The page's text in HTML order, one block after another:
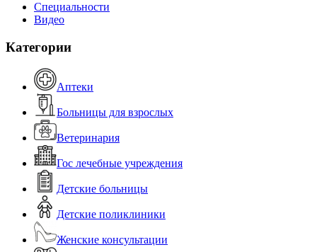
Специальности
Видео
Категории
Аптеки
Больницы для взрослых
Ветеринария
Гос лечебные учреждения
Детские больницы
Детские поликлиники
Женские консультации